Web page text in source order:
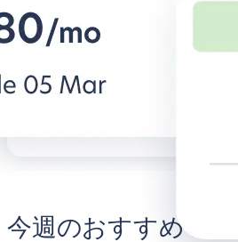
法人旅行者向けの柔軟な条件と快適な
今週のおすすめ